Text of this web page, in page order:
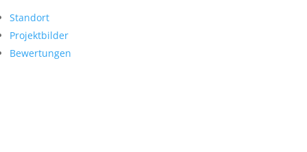
Standort
Projektbilder
Bewertungen